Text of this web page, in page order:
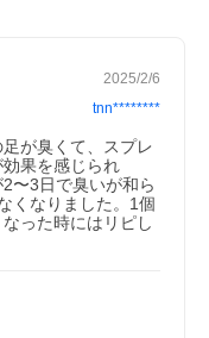
なく商品画像とはパッケ
日本国内正規品と若干異
感が違う場合がございま
ならないため、外箱開封
商品、透明フィルムのあ
ます。ご了承の上お買い求
2025/2/6
tnn********
が臭くて、スプレ
果を感じられ
〜3日で臭いが和ら
くなりました。1個
った時にはリピし